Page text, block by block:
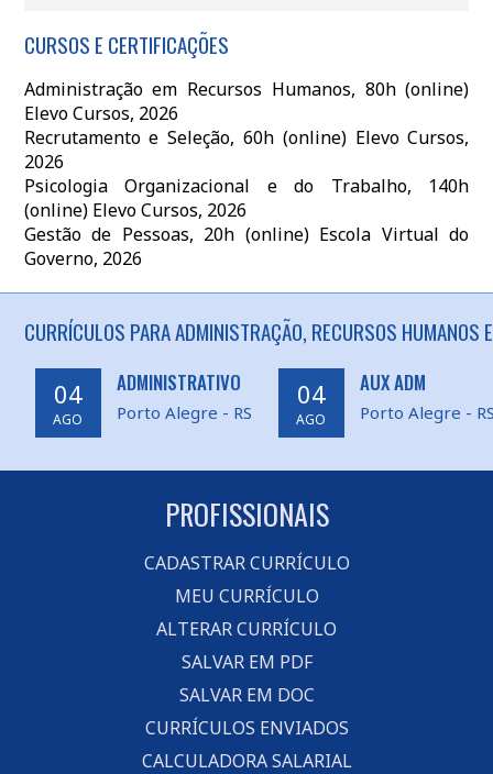
CURSOS E CERTIFICAÇÕES
Administração em Recursos Humanos, 80h (online)
Elevo Cursos, 2026
Recrutamento e Seleção, 60h (online) Elevo Cursos,
2026
Psicologia Organizacional e do Trabalho, 140h
(online) Elevo Cursos, 2026
Gestão de Pessoas, 20h (online) Escola Virtual do
Governo, 2026
CURRÍCULOS PARA ADMINISTRAÇÃO, RECURSOS HUMANOS
04
AGO
ADMINISTRATIVO
Porto Alegre - RS
04
AGO
AUX ADM
Porto Alegre -
PROFISSIONAIS
CADASTRAR CURRÍCULO
MEU CURRÍCULO
ALTERAR CURRÍCULO
SALVAR EM PDF
SALVAR EM DOC
CURRÍCULOS ENVIADOS
CALCULADORA SALARIAL